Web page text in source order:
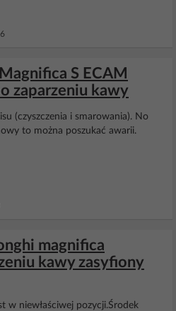
S ECAM
zaparzeniu kawy
(czyszczenia i smarowania). No
to można poszukać awarii.
magnifica
kawy zasyfiony
w niewłaściwej pozycji.Środek